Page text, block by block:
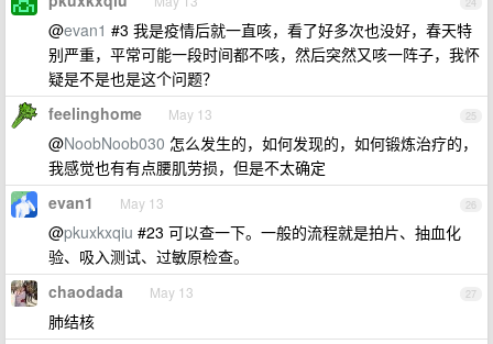
@evan1 #3 我是疫情后就一直咳，看了好多次也没好，春天特
别严重，平常可能一段时间都不咳，然后突然又咳一阵子，我怀
疑是不是也是这个问题？
25
feelinghome May 13
@NoobNoob030 怎么发生的，如何发现的，如何锻炼治疗的，
我感觉也有有点腰肌劳损，但是不太确定
26
evan1 May 13
@pkuxkxqiu #23 可以查一下。一般的流程就是拍片、抽血化
验、吸入测试、过敏原检查。
27
chaodada May 13
肺结核